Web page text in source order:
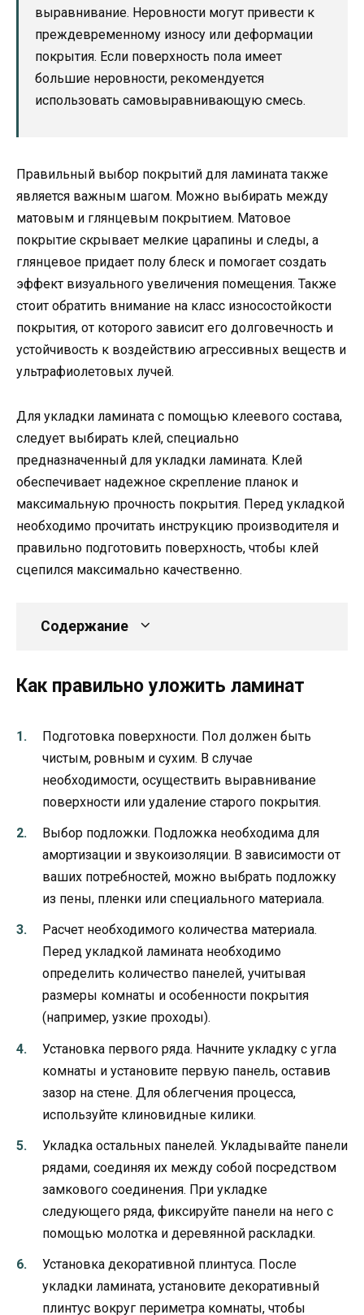
выравнивание. Неровности могут привести к
преждевременному износу или деформации
покрытия. Если поверхность пола имеет
большие неровности, рекомендуется
использовать самовыравнивающую смесь.
Правильный выбор покрытий для ламината также
является важным шагом. Можно выбирать между
матовым и глянцевым покрытием. Матовое
покрытие скрывает мелкие царапины и следы, а
глянцевое придает полу блеск и помогает создать
эффект визуального увеличения помещения. Также
стоит обратить внимание на класс износостойкости
покрытия, от которого зависит его долговечность и
устойчивость к воздействию агрессивных веществ и
ультрафиолетовых лучей.
Для укладки ламината с помощью клеевого состава,
следует выбирать клей, специально
предназначенный для укладки ламината. Клей
обеспечивает надежное скрепление планок и
максимальную прочность покрытия. Перед укладкой
необходимо прочитать инструкцию производителя и
правильно подготовить поверхность, чтобы клей
сцепился максимально качественно.
Содержание
Как правильно уложить ламинат
Подготовка поверхности. Пол должен быть
чистым, ровным и сухим. В случае
необходимости, осуществить выравнивание
поверхности или удаление старого покрытия.
Выбор подложки. Подложка необходима для
амортизации и звукоизоляции. В зависимости от
ваших потребностей, можно выбрать подложку
из пены, пленки или специального материала.
Расчет необходимого количества материала.
Перед укладкой ламината необходимо
определить количество панелей, учитывая
размеры комнаты и особенности покрытия
(например, узкие проходы).
Установка первого ряда. Начните укладку с угла
комнаты и установите первую панель, оставив
зазор на стене. Для облегчения процесса,
используйте клиновидные килики.
Укладка остальных панелей. Укладывайте панели
рядами, соединяя их между собой посредством
замкового соединения. При укладке
следующего ряда, фиксируйте панели на него с
помощью молотка и деревянной раскладки.
Установка декоративной плинтуса. После
укладки ламината, установите декоративный
плинтус вокруг периметра комнаты, чтобы